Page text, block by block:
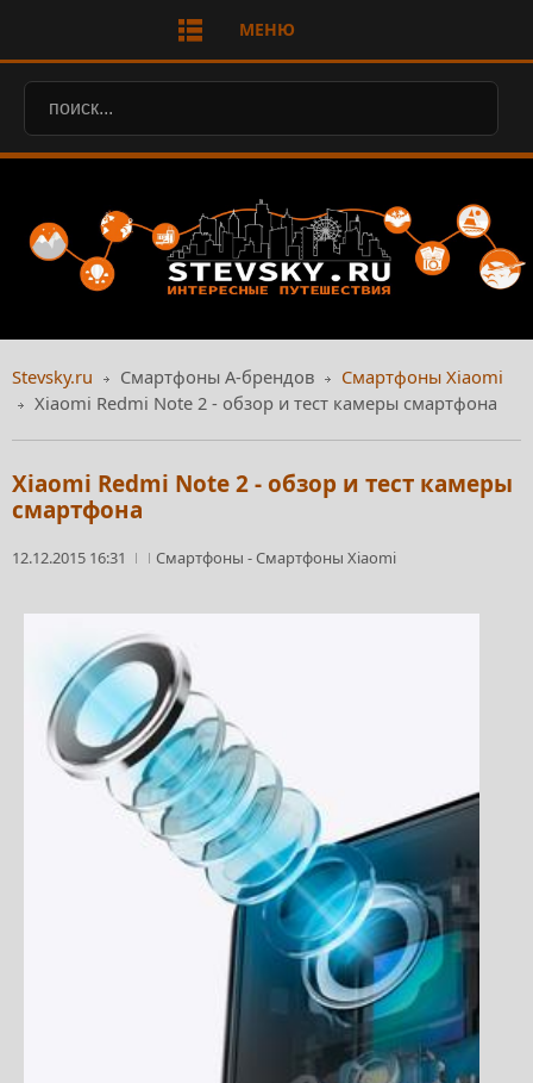
МЕНЮ
Stevsky.ru Смартфоны А-брендов
Смартфоны Xiaomi
Xiaomi Redmi Note 2 - обзор и тест камеры смартфона
Xiaomi Redmi Note 2 - обзор и тест камеры
смартфона
12.12.2015 16:31 Смартфоны -Смартфоны Xiaomi